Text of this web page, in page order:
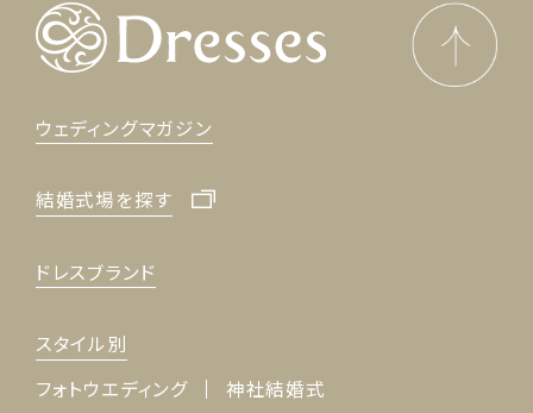
ウェディングマガジン
結婚式場を探す
ドレスブランド
スタイル別
フォトウエディング
神社結婚式